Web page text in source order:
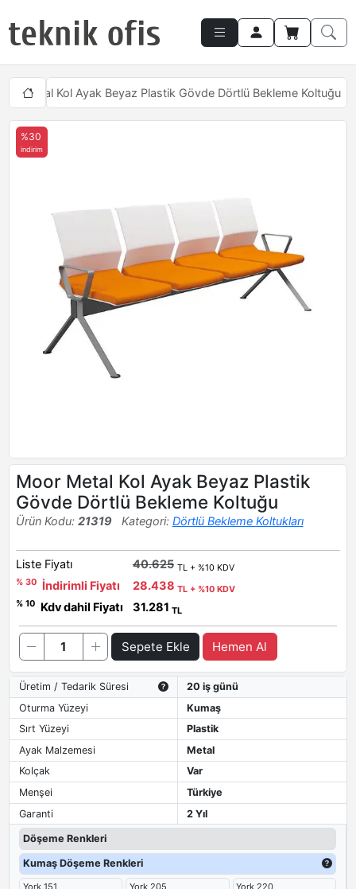
Metal Kol Ayak Beyaz Plastik Gövde Dörtlü Bekleme Koltuğu
%30
indirim
Moor Metal Kol Ayak Beyaz Plastik
Gövde Dörtlü Bekleme Koltuğu
Ürün Kodu: 21319 Kategori: Dörtlü Bekleme Koltukları
Liste Fiyatı 40.625 TL + %10 KDV
% 30
İndirimli Fiyatı 28.438 TL + %10 KDV
% 10
Kdv dahil Fiyatı 31.281 TL
Sepete Ekle Hemen Al
Üretim / Tedarik Süresi
20 iş günü
Oturma Yüzeyi
Kumaş
Sırt Yüzeyi
Plastik
Ayak Malzemesi
Metal
Kolçak
Var
Menşei
Türkiye
Garanti
2 Yıl
Döşeme Renkleri
Kumaş Döşeme Renkleri
York 151 York 205 York 220